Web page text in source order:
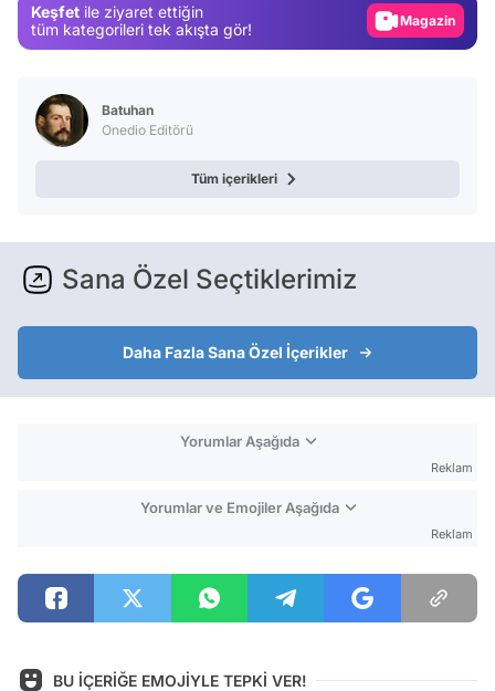
Keşfet ile ziyaret ettiğin
tüm kategorileri tek akışta gör!
Magazin
Batuhan
Onedio Editörü
Tüm içerikleri
Sana Özel Seçtiklerimiz
Daha Fazla Sana Özel İçerikler
Yorumlar Aşağıda
Reklam
Yorumlar ve Emojiler Aşağıda
Reklam
BU İÇERİĞE EMOJİYLE TEPKİ VER!